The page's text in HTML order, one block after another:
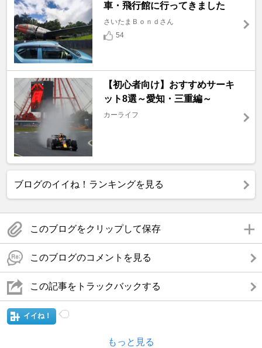
車・飛行館に行ってきました
さいたまＢｏｎｄさん
54
【初心者向け】おすすめサーキ
ット8選～愛知・三重編～
カーライフ
ブログのイイね！ランキングを見る
このブログをクリップして保存
このブログのコメントを見る
この記事をトラックバックする
イイね！
もっと見る